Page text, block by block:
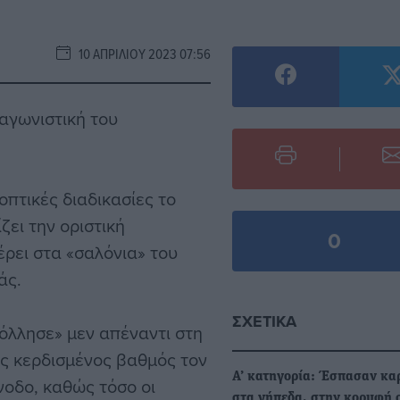
10 ΑΠΡΙΛΊΟΥ 2023 07:56
του
διαδικασίες το
την οριστική
στα «σαλόνια» του
μεν απέναντι στη
βαθμός τον
καθώς τόσο οι
0
ΣΧΕΤΙΚΆ
Α’ κατηγορία: Έσπασαν